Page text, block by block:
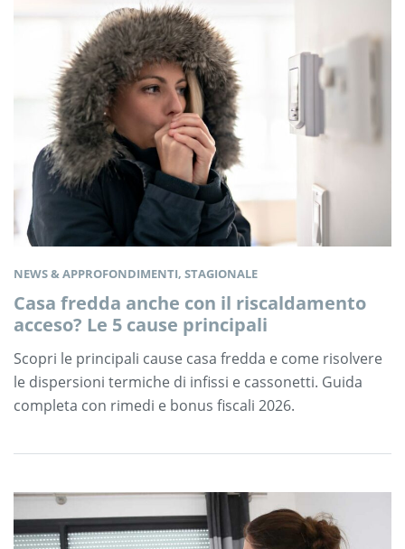
NEWS & APPROFONDIMENTI, STAGIONALE
Casa fredda anche con il riscaldamento
acceso? Le 5 cause principali
Scopri le principali cause casa fredda e come risolvere
le dispersioni termiche di infissi e cassonetti. Guida
completa con rimedi e bonus fiscali 2026.